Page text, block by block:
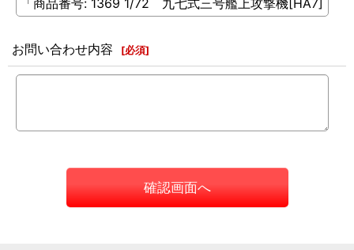
お問い合わせ内容 [必須]
確認画面へ